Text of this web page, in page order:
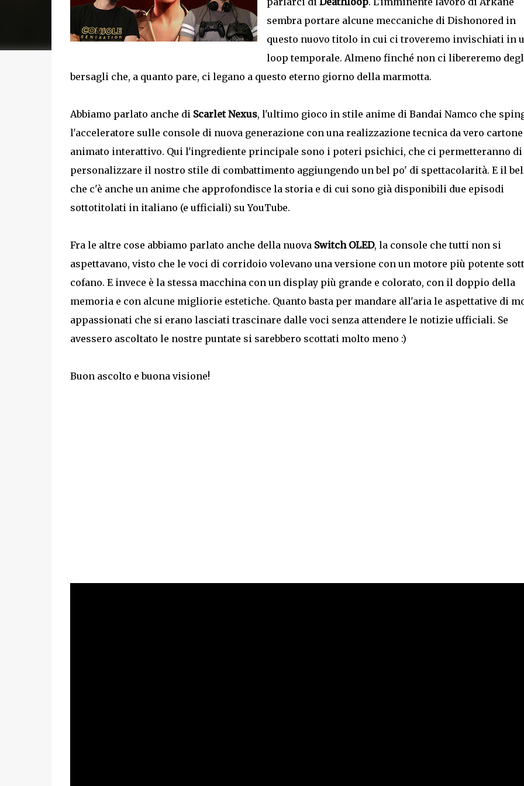
sembra portare alcune meccaniche di Dishonored in
questo nuovo titolo in cui ci troveremo invischiati in
loop temporale. Almeno finché non ci libereremo
bersagli che, a quanto pare, ci legano a questo eterno giorno della marmotta.
Abbiamo parlato anche di Scarlet Nexus, l'ultimo gioco in stile anime di Bandai Namco che
l'acceleratore sulle console di nuova generazione con una realizzazione tecnica da vero cartone
animato interattivo. Qui l'ingrediente principale sono i poteri psichici, che ci permetteranno di
personalizzare il nostro stile di combattimento aggiungendo un bel po' di spettacolarità. E il
che c'è anche un anime che approfondisce la storia e di cui sono già disponibili due episodi
sottotitolati in italiano (e ufficiali) su YouTube.
Fra le altre cose abbiamo parlato anche della nuova Switch OLED, la console che tutti non si
aspettavano, visto che le voci di corridoio volevano una versione con un motore più potente
cofano. E invece è la stessa macchina con un display più grande e colorato, con il doppio della
memoria e con alcune migliorie estetiche. Quanto basta per mandare all'aria le aspettative di
appassionati che si erano lasciati trascinare dalle voci senza attendere le notizie ufficiali. Se
avessero ascoltato le nostre puntate si sarebbero scottati molto meno :)
Buon ascolto e buona visione!